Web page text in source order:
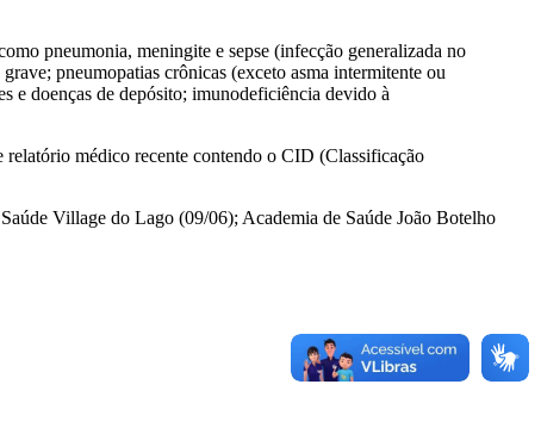
pneumonia, meningite e sepse (infecção generalizada no
pneumopatias crônicas (exceto asma intermitente ou
e doenças de depósito; imunodeficiência devido à
relatório médico recente contendo o CID (Classificação
Village do Lago (09/06); Academia de Saúde João Botelho